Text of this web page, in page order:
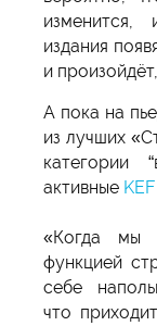
изменится,
издания
и
А пока на
из лучших
категории
активные
«Когда мы
функцией
себе
что